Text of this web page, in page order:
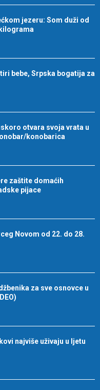
jezeru: Som duži od
bebe, Srpska bogatija za
otvara svoja vrata u
konobarica
zaštite domaćih
pijace
Novom od 22. do 28.
za sve osnovce u
najviše uživaju u ljetu